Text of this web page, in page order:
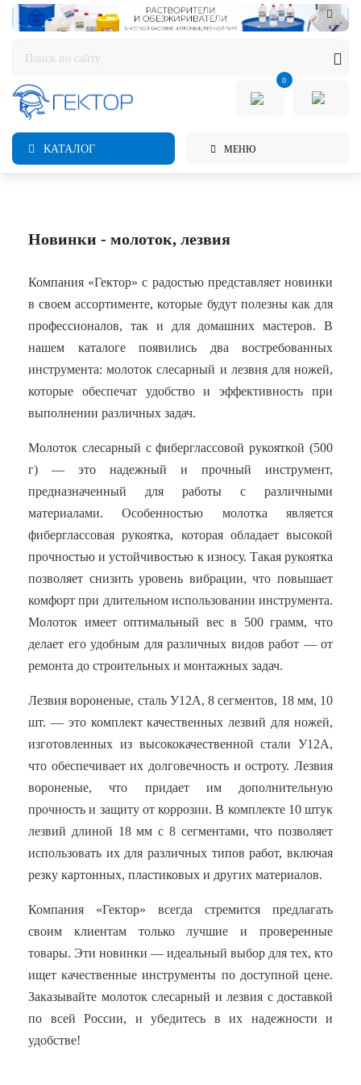
0
КАТАЛОГ МЕНЮ
Новинки - молоток, лезвия
Компания «Гектор» с радостью представляет новинки
в своем ассортименте, которые будут полезны как для
профессионалов, так и для домашних мастеров. В
нашем каталоге появились два востребованных
инструмента: молоток слесарный и лезвия для ножей,
которые обеспечат удобство и эффективность при
выполнении различных задач.
Молоток слесарный с фиберглассовой рукояткой (500
г) — это надежный и прочный инструмент,
предназначенный для работы с различными
материалами. Особенностью молотка является
фиберглассовая рукоятка, которая обладает высокой
прочностью и устойчивостью к износу. Такая рукоятка
позволяет снизить уровень вибрации, что повышает
комфорт при длительном использовании инструмента.
Молоток имеет оптимальный вес в 500 грамм, что
делает его удобным для различных видов работ — от
ремонта до строительных и монтажных задач.
Лезвия вороненые, сталь У12А, 8 сегментов, 18 мм, 10
шт. — это комплект качественных лезвий для ножей,
изготовленных из высококачественной стали У12А,
что обеспечивает их долговечность и остроту. Лезвия
вороненые, что придает им дополнительную
прочность и защиту от коррозии. В комплекте 10 штук
лезвий длиной 18 мм с 8 сегментами, что позволяет
использовать их для различных типов работ, включая
резку картонных, пластиковых и других материалов.
Компания «Гектор» всегда стремится предлагать
своим клиентам только лучшие и проверенные
товары. Эти новинки — идеальный выбор для тех, кто
ищет качественные инструменты по доступной цене.
Заказывайте молоток слесарный и лезвия с доставкой
по всей России, и убедитесь в их надежности и
удобстве!